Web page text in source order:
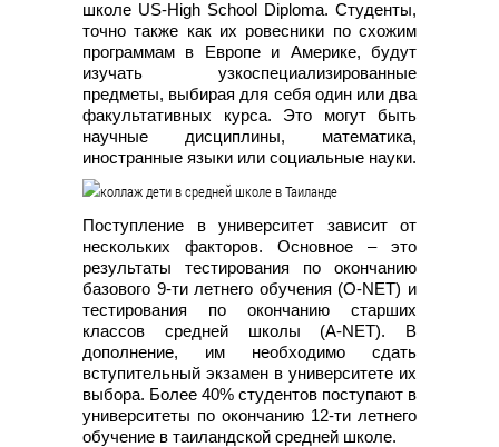
школе US-High School Diploma. Студенты,
точно также как их ровесники по схожим
программам в Европе и Америке, будут
изучать узкоспециализированные
предметы, выбирая для себя один или два
факультативных курса. Это могут быть
научные дисциплины, математика,
иностранные языки или социальные науки.
Поступление в университет зависит от
нескольких факторов. Основное – это
результаты тестирования по окончанию
базового 9-ти летнего обучения (O-NET) и
тестирования по окончанию старших
классов средней школы (A-NET). В
дополнение, им необходимо сдать
вступительный экзамен в университете их
выбора. Более 40% студентов поступают в
университеты по окончанию 12-ти летнего
обучение в таиландской средней школе.